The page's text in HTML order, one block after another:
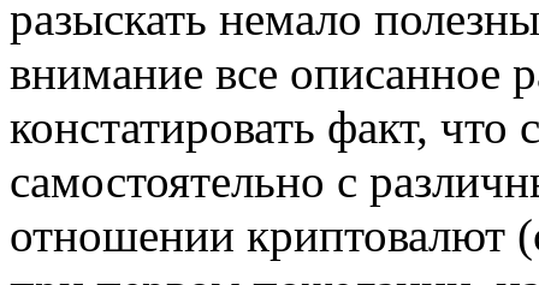
разыскать немало
внимание все описанное
констатировать факт, что
самостоятельно с
отношении криптовалют